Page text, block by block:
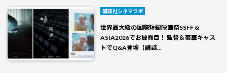
講談社シネマラボ
世界最大級の国際短編映画祭SSFF &
ASIA2026でお披露目！ 監督＆豪華キャス
トでQ&A登壇【講談...